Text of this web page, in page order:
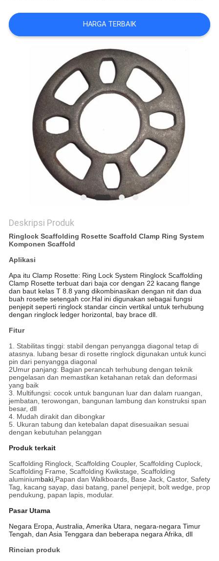
BERITA
KUTIPAN
SITEMAP
KEBIJAKAN
PRIVASI
HARGA TERBAIK
Deskripsi Produk
Ringlock Scaffolding Rosette Scaffold Clamp Ring System
Komponen Scaffold
Aplikasi
Apa itu Clamp Rosette: Ring Lock System Ringlock Scaffolding
Clamp Rosette terbuat dari baja cor dengan 22 kacang flange
dan baut kelas T 8.8 yang dikombinasikan dengan nit dan dua
buah rosette setengah cor.Hal ini digunakan sebagai fungsi
penjepit seperti ringlock standar cincin vertikal untuk terhubung
dengan ringlock ledger horizontal, bay brace dll.
Fitur
1. Stabilitas tinggi: stabil dengan penyangga diagonal tetap di
atasnya. lubang besar di rosette ringlock digunakan untuk kunci
pin dari penyangga diagonal
2Umur panjang: Bagian perancah terhubung dengan teknik
pengelasan dan memastikan ketahanan retak dan deformasi
yang baik
3. Multifungsi: cocok untuk bangunan luar dan dalam ruangan,
jembatan, terowongan, bangunan lambung dan konstruksi span
besar, dll
4. Mudah dirakit dan dibongkar
5. Ukuran tabung dan ketebalan dapat disesuaikan sesuai
dengan kebutuhan pelanggan
Produk terkait
Scaffolding Ringlock, Scaffolding Coupler, Scaffolding Cuplock,
Scaffolding Frame, Scaffolding Kwikstage, Scaffolding
aluminiumbaki,Papan dan Walkboards, Base Jack, Castor, Safety
Tag, kacang sayap, dasi batang, panel penjepit, bolt wedge, prop
pendukung, papan lapis, modular.
Pasar Utama
Negara Eropa, Australia, Amerika Utara, negara-negara Timur
Tengah, dan Asia Tenggara dan beberapa negara Afrika, dll
Rincian produk